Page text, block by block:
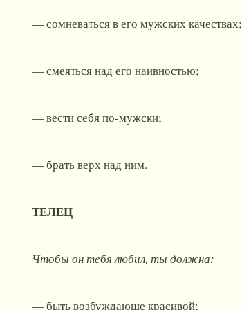
— сомневаться в его мужских качествах;
— смеяться над его наивностью;
— вести себя по-мужски;
— брать верх над ним.
ТЕЛЕЦ
Чтобы он тебя любил, ты должна:
— быть возбуждающе красивой;